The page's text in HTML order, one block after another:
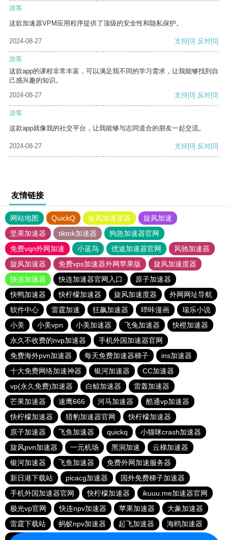
游客
这款加速器VPM应用程序提供了顶级的安全性和隐私保护。
2024-08-27 支持[0] 反对[0]
游客
这款app的课程非常丰富，可以满足我不同的学习需求，让我能够找到自
己感兴趣的知识。
2024-08-27
支持[0] 反对[0]
游客
这款app就像我的社交平台，让我能够与志同道合的朋友一起交流。
2024-08-27 支持[0] 反对[0]
友情链接
网站地图 QuickQ 旋风加速度器
旋风加速
坚果加速器
tiktok加速器
狗急加速器官网
免费vqn外网加速
小蓝鸟 优途加速器官网
风驰加速器
旋风加速器
免费vps加速器外网苹果版
旋风加速度器
快连加速器
快连加速器官网入口
原子加速器
快鸭加速器
快柠檬加速器 旋风加速度器
外网网址导航
软件中心
雷霆加速 狂飙加速器 哔咔漫画
瑞乐小说
小美
小美vpn 小美加速器 飞兔加速器
快橙加速器
永久不收费的nvp加速器
手机外国加速器官网
免费海外pvn加速器
每天免费加速器梯子
ins加速器
十大免费网络加速神器
银河加速器
CC加速器
vp(永久免费)加速器
白鲸加速器
雷轰加速器
芒果加速器
速鹰666 河马加速器
酷通vp加速器
快柠檬加速器
猎豹加速器官网
快柠檬加速器
原子加速器
飞鱼加速器 quickq
小猫咪crash加速器
旋风pvn加速器
一元机场 黑洞加速
云梯加速器
银河加速器
飞鱼加速器
免费外网加速服务器
新日港下载站
picacg加速器
国外免费梯子加速器
手机外国加速器官网
快柠檬加速器
ikuuu.me加速器官网
极光vp官网
快连npv加速器 苹果加速器
大象加速器
雷霆下载站
蚂蚁npv加速器 起飞加速器
海鸥加速器